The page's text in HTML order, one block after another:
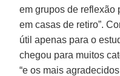
em grupos de reflexão
em casas de retiro”.
útil apenas para o
chegou para muitos
“e os mais